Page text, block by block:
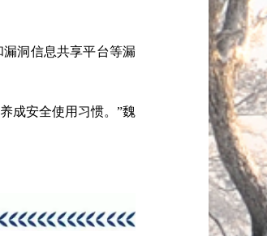
洞信息共享平台等漏
成安全使用习惯。”魏